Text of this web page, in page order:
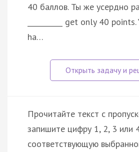
40 баллов. Ты же усердно
__________ get only 40
ha…
Прочитайте текст с
запишите цифру 1, 2, 3 или
соответствующую